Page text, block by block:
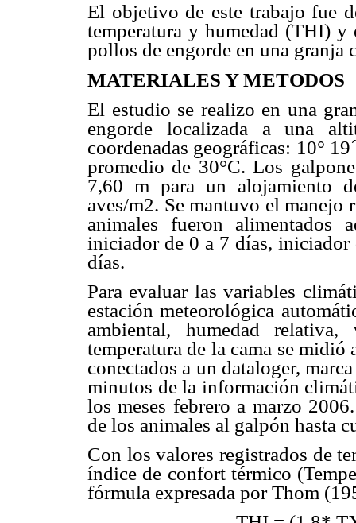
El objetivo de este trabajo fue
temperatura y humedad (THI)
pollos de engorde en una granja
MATERIALES Y METODOS
El estudio se realizo en una
engorde localizada a una
coordenadas geográficas: 10°
promedio de 30°C. Los
7,60 m para un alojamiento
aves/m2. Se mantuvo el
animales fueron
iniciador de 0 a 7 días,
días.
Para evaluar las variables
estación meteorológica
ambiental, humedad
temperatura de la cama se midió
conectados a un dataloger,
minutos de la información
los meses febrero a marzo
de los animales al galpón hasta
Con los valores registrados de
índice de confort térmico
fórmula expresada por Thom